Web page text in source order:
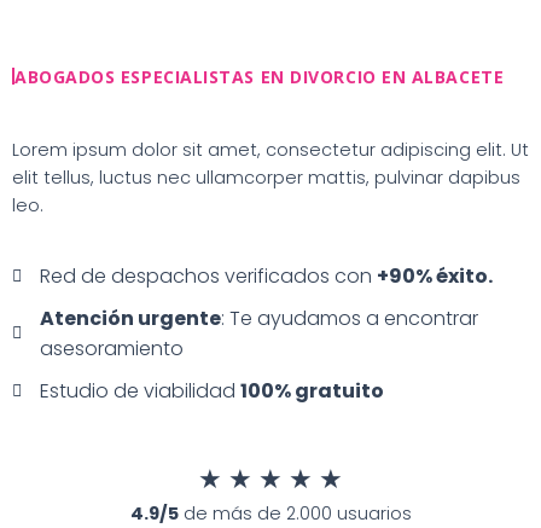
contenido
ABOGADOS ESPECIALISTAS EN DIVORCIO EN ALBACETE
Lorem ipsum dolor sit amet, consectetur adipiscing elit. Ut
elit tellus, luctus nec ullamcorper mattis, pulvinar dapibus
leo.
Red de despachos verificados con +90% éxito.
Atención urgente: Te ayudamos a encontrar
asesoramiento
Estudio de viabilidad 100% gratuito
★ ★ ★ ★ ★
4.9/5de más de 2.000 usuarios